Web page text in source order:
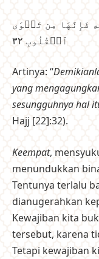
فَإِنَّهَا مِن تَقۡوَى
ٱلۡقُلُوبِ ٣٢
Artinya: “
yang
sesungguhnya hal
Hajj [22]:32).
Keempat,
menundukkan
Tentunya terlalu
dianugerahkan
Kewajiban kita
tersebut, karena
Tetapi kewajiban